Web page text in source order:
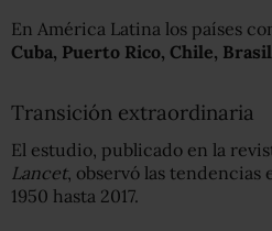
En América Latina los países
Cuba, Puerto Rico, Chile,
Transición extraordinaria
El estudio, publicado en la
Lancet, observó las tendencias
1950 hasta 2017.